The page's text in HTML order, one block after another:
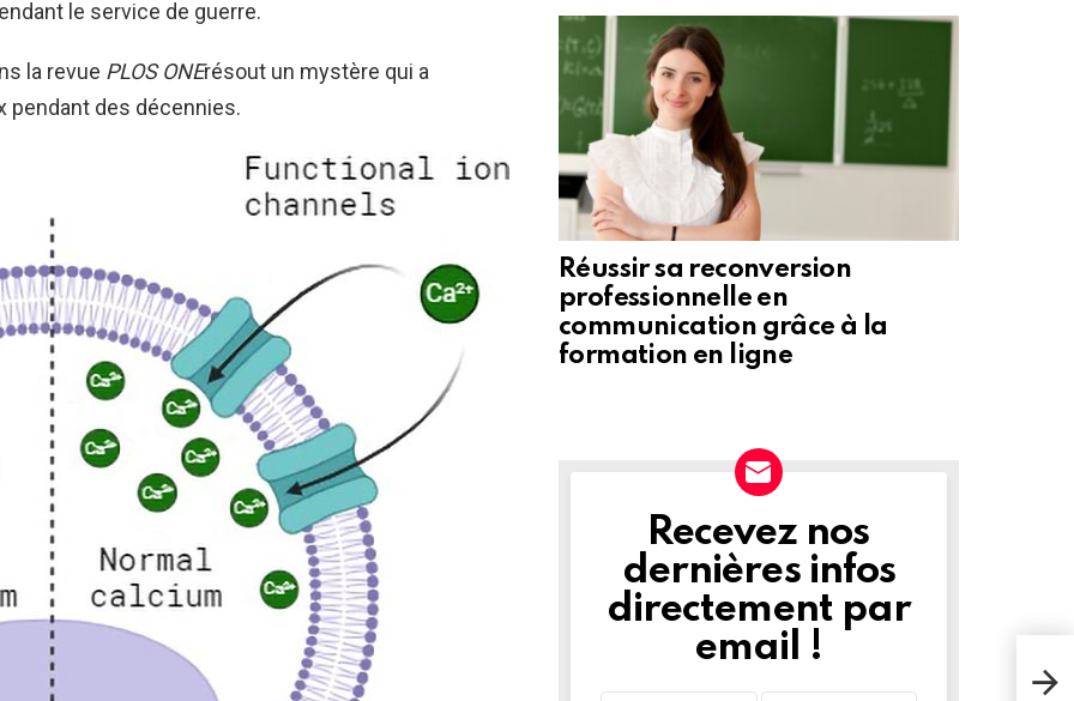
le service de guerre.
la revue PLOS ONErésout un mystère qui a
des décennies.
de
la
Réussir sa reconversion
professionnelle en
communication grâce à la
formation en ligne
NEWSLETTER
Recevez nos
dernières infos
directement par
email !